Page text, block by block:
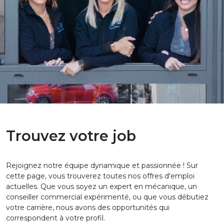
Trouvez votre job
Rejoignez notre équipe dynamique et passionnée ! Sur
cette page, vous trouverez toutes nos offres d'emploi
actuelles. Que vous soyez un expert en mécanique, un
conseiller commercial expérimenté, ou que vous débutiez
votre carrière, nous avons des opportunités qui
correspondent à votre profil.